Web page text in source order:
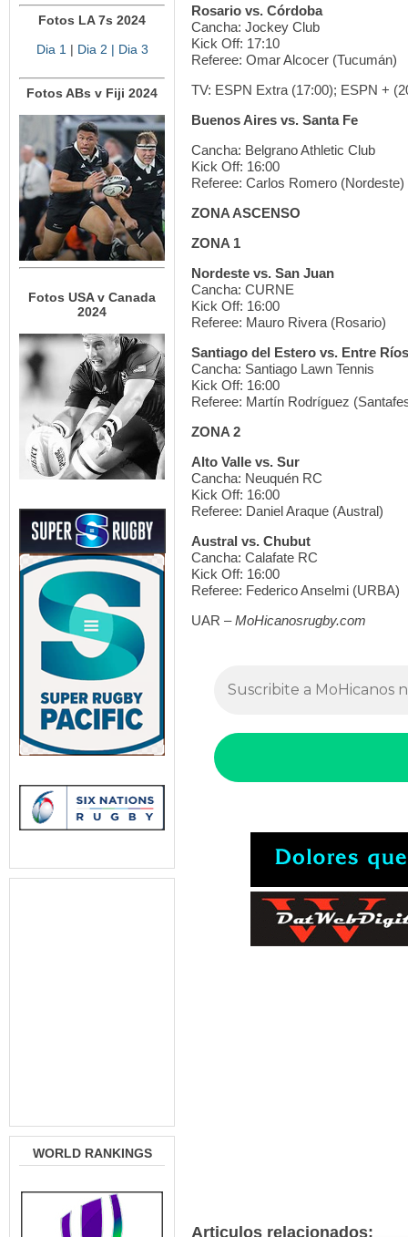
Fotos LA 7s 2024
Dia 1 | Dia 2 | Dia 3
Fotos ABs v Fiji 2024
Fotos USA v Canada
2024
WORLD RANKINGS
Rosario vs. Córdoba
Cancha: Jockey Club
Kick Off: 17:10
Referee: Omar Alcocer (Tucumán)
TV: ESPN Extra (17:00); ESPN +
Buenos Aires vs. Santa Fe
Cancha: Belgrano Athletic Club
Kick Off: 16:00
Referee: Carlos Romero (Nordeste)
ZONA ASCENSO
ZONA 1
Nordeste vs. San Juan
Cancha: CURNE
Kick Off: 16:00
Referee: Mauro Rivera (Rosario)
Santiago del Estero vs. Entre Ríos
Cancha: Santiago Lawn Tennis
Kick Off: 16:00
Referee: Martín Rodríguez
ZONA 2
Alto Valle vs. Sur
Cancha: Neuquén RC
Kick Off: 16:00
Referee: Daniel Araque (Austral)
Austral vs. Chubut
Cancha: Calafate RC
Kick Off: 16:00
Referee: Federico Anselmi (URBA)
UAR –MoHicanosrugby.com
Articulos relacionados: